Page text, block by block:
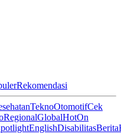
Rekomendasi
TeknoOtomotifCek
RegionalGlobalHotOn
EnglishDisabilitasBerita